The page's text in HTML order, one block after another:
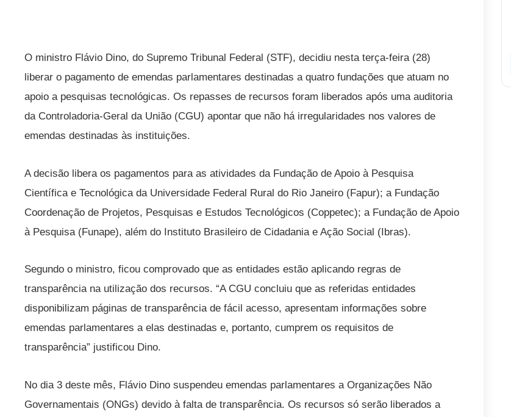
O ministro Flávio Dino, do Supremo Tribunal Federal (STF), decidiu nesta terça-feira (28)
liberar o pagamento de emendas parlamentares destinadas a quatro fundações que atuam no
apoio a pesquisas tecnológicas. Os repasses de recursos foram liberados após uma auditoria
da Controladoria-Geral da União (CGU) apontar que não há irregularidades nos valores de
emendas destinadas às instituições.
A decisão libera os pagamentos para as atividades da Fundação de Apoio à Pesquisa
Científica e Tecnológica da Universidade Federal Rural do Rio Janeiro (Fapur); a Fundação
Coordenação de Projetos, Pesquisas e Estudos Tecnológicos (Coppetec); a Fundação de Apoio
à Pesquisa (Funape), além do Instituto Brasileiro de Cidadania e Ação Social (Ibras).
Segundo o ministro, ficou comprovado que as entidades estão aplicando regras de
transparência na utilização dos recursos. “A CGU concluiu que as referidas entidades
disponibilizam páginas de transparência de fácil acesso, apresentam informações sobre
emendas parlamentares a elas destinadas e, portanto, cumprem os requisitos de
transparência” justificou Dino.
No dia 3 deste mês, Flávio Dino suspendeu emendas parlamentares a Organizações Não
Governamentais (ONGs) devido à falta de transparência. Os recursos só serão liberados a